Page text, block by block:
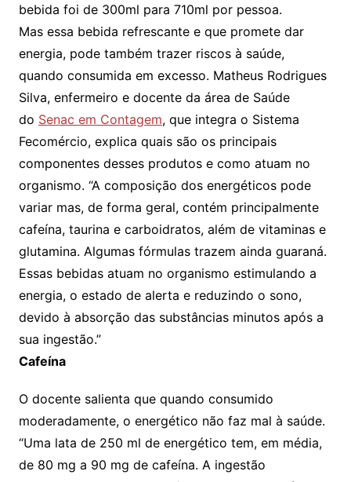
bebida foi de 300ml para 710ml por pessoa.
Mas essa bebida refrescante e que promete dar
energia, pode também trazer riscos à saúde,
quando consumida em excesso. Matheus Rodrigues
Silva, enfermeiro e docente da área de Saúde
do Senac em Contagem, que integra o Sistema
Fecomércio, explica quais são os principais
componentes desses produtos e como atuam no
organismo. “A composição dos energéticos pode
variar mas, de forma geral, contém principalmente
cafeína, taurina e carboidratos, além de vitaminas e
glutamina. Algumas fórmulas trazem ainda guaraná.
Essas bebidas atuam no organismo estimulando a
energia, o estado de alerta e reduzindo o sono,
devido à absorção das substâncias minutos após a
sua ingestão.”
Cafeína
O docente salienta que quando consumido
moderadamente, o energético não faz mal à saúde.
“Uma lata de 250 ml de energético tem, em média,
de 80 mg a 90 mg de cafeína. A ingestão